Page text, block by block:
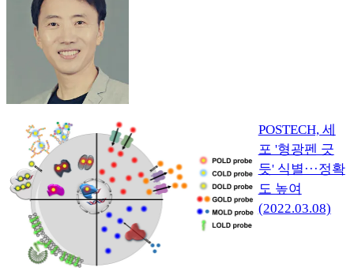
POSTECH, 세
포 '형광펜 긋
듯' 식별···정확
도 높여
(2022.03.08)